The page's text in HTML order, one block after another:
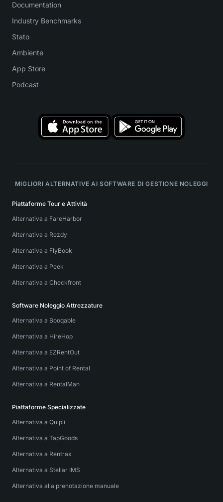
Documentation
Industry Benchmarks
Stato
Ambiente
App Store
Podcast
MIGLIORI ALTERNATIVE AI SOFTWARE DI GESTIONE NOLEGGI
Piattaforme Tour e Attività
Alternativa a FareHarbor
Alternativa a Rezdy
Alternativa a FlyBook
Alternativa a Peek
Alternativa a Checkfront
Software Noleggio Attrezzature
Alternativa a Booqable
Alternativa a HireHop
Alternativa a EZRentOut
Alternativa a Point of Rental
Alternativa a RentalMan
Piattaforme Specializzate
Alternativa a Quipli
Alternativa a TapGoods
Alternativa a Rentrax
Alternativa a Stellar IMS
Alternativa alla prenotazione manuale